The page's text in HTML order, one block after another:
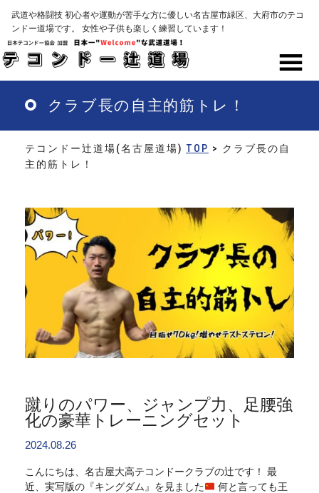
Skip
main
content
武道や格闘技 初心者や運動が苦手な方に優しい名古屋市緑区、大府市のテコ
ンドー道場です。 女性や子供も楽しく練習しています！
クラブ長の自主的筋トレ！
テコンドー辻道場(名古屋道場) TOP > クラブ長の自
主的筋トレ！
蹴りのパワー、ジャンプ力、足腰強
化の豪華トレーニングセット
2024.08.26
こんにちは、名古屋大高テコンドークラブの辻です！ 最
近、実写版の『キングダム』を見ました
何と言っても王